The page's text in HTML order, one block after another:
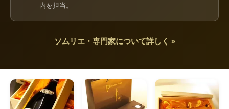
内を担当。
ソムリエ・専門家について詳しく »